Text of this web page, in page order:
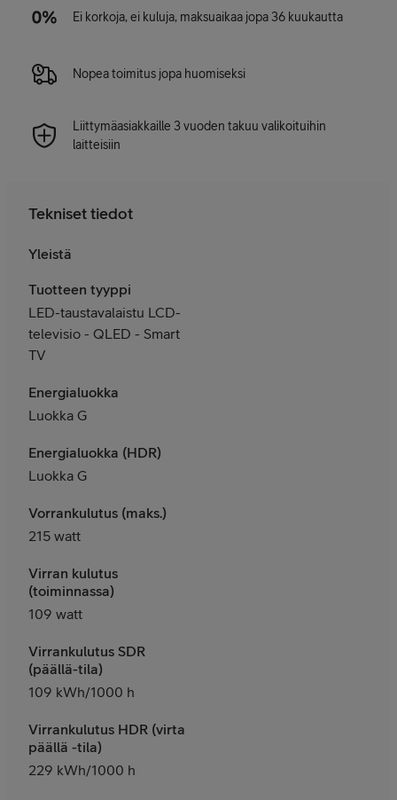
Ei korkoja, ei kuluja, maksuaikaa jopa 36 kuukautta
Nopea toimitus jopa huomiseksi
Liittymäasiakkaille 3 vuoden takuu valikoituihin
laitteisiin
Tekniset tiedot
Yleistä
Tuotteen tyyppi
LED-taustavalaistu LCD-
televisio - QLED - Smart
TV
Energialuokka
Luokka G
Energialuokka (HDR)
Luokka G
Vorrankulutus (maks.)
215 watt
Virran kulutus
(toiminnassa)
109 watt
Virrankulutus SDR
(päällä-tila)
109 kWh/1000 h
Virrankulutus HDR (virta
päällä -tila)
229 kWh/1000 h